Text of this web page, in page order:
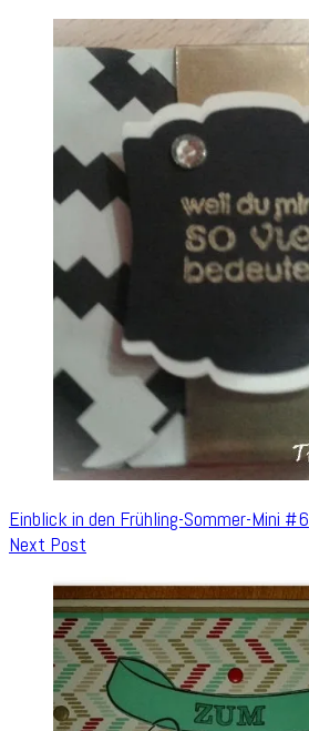
Einblick in den Frühling-Sommer-Mini #6
Next Post